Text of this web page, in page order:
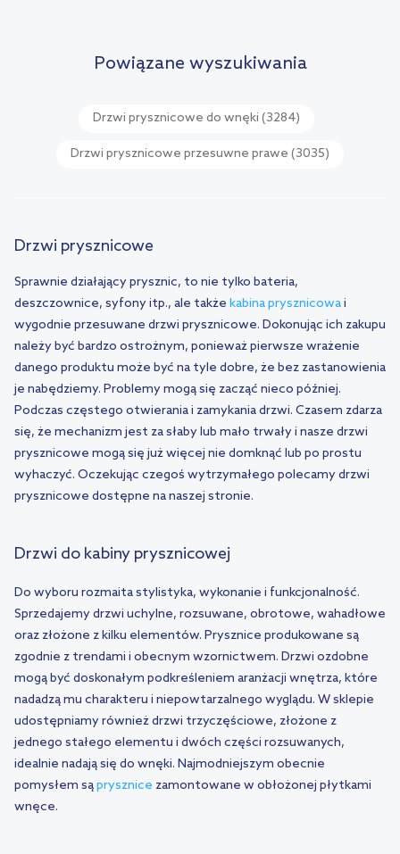
Powiązane wyszukiwania
Drzwi prysznicowe do wnęki (3284)
Drzwi prysznicowe przesuwne prawe (3035)
Drzwi prysznicowe
Sprawnie działający prysznic, to nie tylko bateria,
deszczownice, syfony itp., ale także kabina prysznicowai
wygodnie przesuwane drzwi prysznicowe. Dokonując ich zakupu
należy być bardzo ostrożnym, ponieważ pierwsze wrażenie
danego produktu może być na tyle dobre, że bez zastanowienia
je nabędziemy. Problemy mogą się zacząć nieco później.
Podczas częstego otwierania i zamykania drzwi. Czasem zdarza
się, że mechanizm jest za słaby lub mało trwały i nasze drzwi
prysznicowe mogą się już więcej nie domknąć lub po prostu
wyhaczyć. Oczekując czegoś wytrzymałego polecamy drzwi
prysznicowe dostępne na naszej stronie.
Drzwi do kabiny prysznicowej
Do wyboru rozmaita stylistyka, wykonanie i funkcjonalność.
Sprzedajemy drzwi uchylne, rozsuwane, obrotowe, wahadłowe
oraz złożone z kilku elementów. Prysznice produkowane są
zgodnie z trendami i obecnym wzornictwem. Drzwi ozdobne
mogą być doskonałym podkreśleniem aranżacji wnętrza, które
nadadzą mu charakteru i niepowtarzalnego wyglądu. W sklepie
udostępniamy również drzwi trzyczęściowe, złożone z
jednego stałego elementu i dwóch części rozsuwanych,
idealnie nadają się do wnęki. Najmodniejszym obecnie
pomysłem sąprysznice zamontowane w obłożonej płytkami
wnęce.